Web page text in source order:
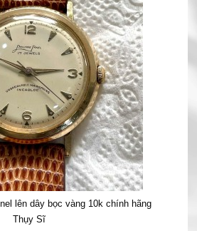
lên dây bọc vàng 10k chính hãng
Thụy Sĩ